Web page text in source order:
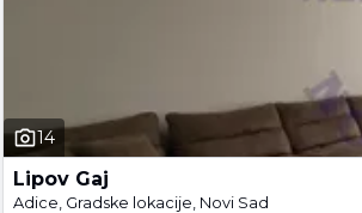
14
Lipov Gaj
Adice, Gradske lokacije, Novi Sad